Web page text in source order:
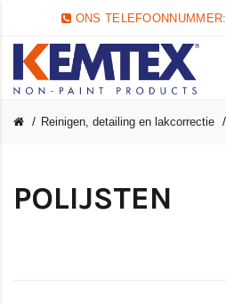
ONS TELEFOONNUMMER:
Reinigen, detailing en lakcorrectie
POLIJSTEN